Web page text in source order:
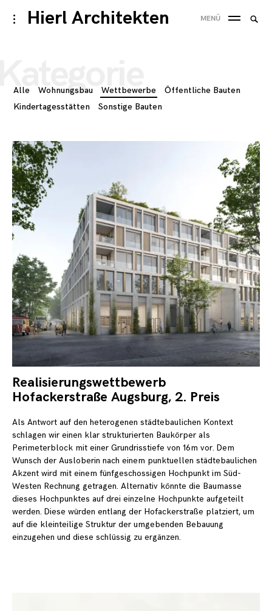
Skip
to
Hierl Architekten
toggle
MENÜ
Alle Wohnungsbau Wettbewerbe
Öffentliche Bauten
Kindertagesstätten
Sonstige Bauten
Realisierungswettbewerb
Hofackerstraße Augsburg, 2. Preis
Als Antwort auf den heterogenen städtebaulichen Kontext
schlagen wir einen klar strukturierten Baukörper als
Perimeterblock mit einer Grundrisstiefe von 16m vor. Dem
Wunsch der Ausloberin nach einem punktuellen städtebaulichen
Akzent wird mit einem fünfgeschossigen Hochpunkt im Süd-
Westen Rechnung getragen. Alternativ könnte die Baumasse
dieses Hochpunktes auf drei einzelne Hochpunkte aufgeteilt
werden. Diese würden entlang der Hofackerstraße platziert, um
auf die kleinteilige Struktur der umgebenden Bebauung
einzugehen und diese schlüssig zu ergänzen.
Suche